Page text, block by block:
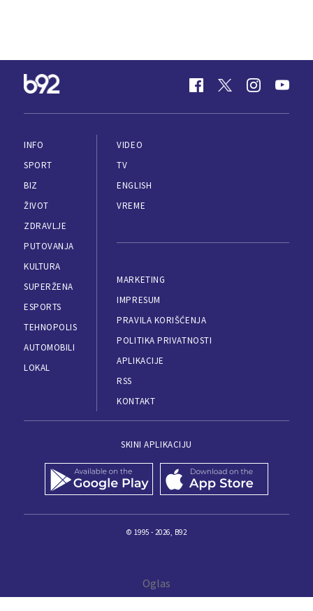
INFO
SPORT
BIZ
ŽIVOT
ZDRAVLJE
PUTOVANJA
KULTURA
SUPERŽENA
ESPORTS
TEHNOPOLIS
AUTOMOBILI
LOKAL
VIDEO
TV
ENGLISH
VREME
MARKETING
IMPRESUM
PRAVILA KORIŠĆENJA
POLITIKA PRIVATNOSTI
APLIKACIJE
RSS
KONTAKT
SKINI APLIKACIJU
© 1995 - 2026, B92